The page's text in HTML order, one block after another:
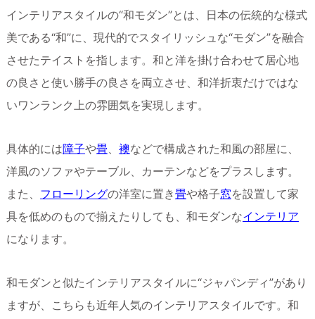
インテリアスタイルの“和モダン”とは、日本の伝統的な様式
美である“和”に、現代的でスタイリッシュな“モダン”を融合
させたテイストを指します。和と洋を掛け合わせて居心地
の良さと使い勝手の良さを両立させ、和洋折衷だけではな
いワンランク上の雰囲気を実現します。
具体的には障子や畳 襖などで構成された和風の部屋に、
洋風のソファやテーブル、カーテンなどをプラスします。
また、 フローリングの洋室に置き畳や格子窓を設置して家
具を低めのもので揃えたりしても、和モダンなインテリア
になります。
和モダンと似たインテリアスタイルに“ジャパンディ”があり
ますが、こちらも近年人気のインテリアスタイルです。和